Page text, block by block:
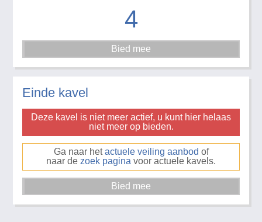
4
Einde kavel
Deze kavel is niet meer actief, u kunt hier helaas
niet meer op bieden.
Ga naar hetactuele veiling aanbod of
naar de zoek pagina voor actuele kavels.